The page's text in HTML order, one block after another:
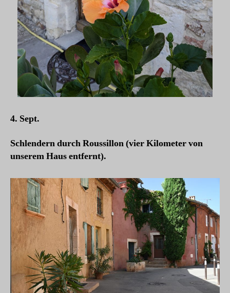
4. Sept.
Schlendern durch Roussillon (vier Kilometer von
unserem Haus entfernt).